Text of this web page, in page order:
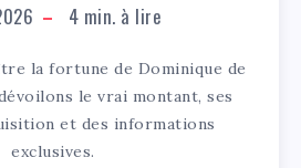
4 min. à lire
la fortune de Dominique de
le vrai montant, ses
et des informations
exclusives.